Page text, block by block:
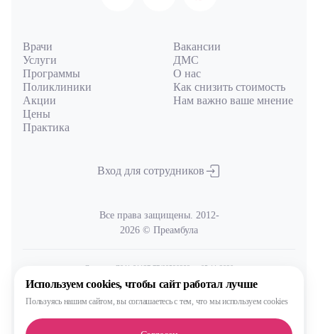
Врачи
Услуги
Программы
Поликлиники
Акции
Цены
Практика
Вакансии
ДМС
О нас
Как снизить стоимость
Нам важно ваше мнение
Вход для сотрудников
Все права защищены. 2012-
2026 © Преамбула
Лицензия Л041-01137-77/00590289 от 05.11.2020
выдана Министерством здравоохранения Московской области
Используем cookies, чтобы сайт работал лучше
Пользуясь нашим сайтом,вы соглашаетесь с тем, что мы используем cookies